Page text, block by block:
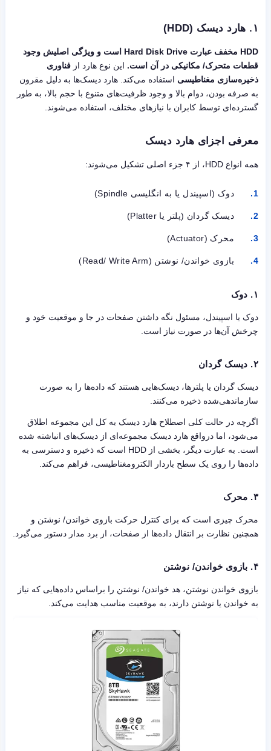
۱. هارد دیسک (HDD)
HDD مخفف عبارت Hard Disk Drive است و ویژگی اصلیش وجود
قطعات متحرک/ مکانیکی در آن است. این نوع هارد از فناوری
ذخیره‌سازی مغناطیسی استفاده می‌کند. هارد دیسک‌ها به دلیل مقرون
به صرفه بودن، دوام بالا و وجود ظرفیت‌های متنوع با حجم بالا، به طور
گسترده‌ای توسط کابران با نیازهای مختلف، استفاده می‌شوند.
معرفی اجزای هارد دیسک
همه انواع HDD، از ۴ جزء اصلی تشکیل می‌شوند:
دوک (اسپیندل یا به انگلیسی Spindle)
دیسک گردان (پلتر یا Platter)
محرک (Actuator)
بازوی خواندن/ نوشتن (Read/ Write Arm)
۱. دوک
دوک یا اسپیندل، مسئول نگه داشتن صفحات در جا و موقعیت خود و
چرخش آن‌ها در صورت نیاز است.
۲. دیسک گردان
دیسک گردان یا پلترها، دیسک‌هایی هستند که داده‌ها را به صورت
سازماندهی‌شده ذخیره می‌کنند.
اگرچه در حالت کلی اصطلاح هارد دیسک به کل این مجموعه اطلاق
می‌شود، اما درواقع هارد دیسک مجموعه‌ای از دیسک‌های انباشته شده
است. به عبارت دیگر، بخشی از HDD است که ذخیره و دسترسی به
داده‌ها را روی یک سطح باردار الکترومغناطیسی، فراهم می‌کند.
۳. محرک
محرک چیزی است که برای کنترل حرکت بازوی خواندن/ نوشتن و
همچنین نظارت بر انتقال داده‌ها از صفحات، از برد مدار دستور می‌گیرد.
۴. بازوی خواندن/ نوشتن
بازوی خواندن نوشتن، هد خواندن/ نوشتن را براساس داده‌هایی که نیاز
به خواندن یا نوشتن دارند، به موقعیت مناسب هدایت می‌کند.